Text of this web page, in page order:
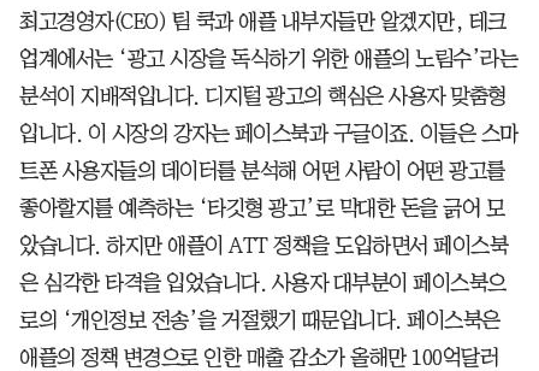
최고경영자(CEO) 팀 쿡과 애플 내부자들만 알겠지만, 테크
업계에서는 ‘광고 시장을 독식하기 위한 애플의 노림수’라는
분석이 지배적입니다. 디지털 광고의 핵심은 사용자 맞춤형
입니다. 이 시장의 강자는 페이스북과 구글이죠. 이들은 스마
트폰 사용자들의 데이터를 분석해 어떤 사람이 어떤 광고를
좋아할지를 예측하는 ‘타깃형 광고’로 막대한 돈을 긁어 모
았습니다. 하지만 애플이 ATT 정책을 도입하면서 페이스북
은 심각한 타격을 입었습니다. 사용자 대부분이 페이스북으
로의 ‘개인정보 전송’을 거절했기 때문입니다. 페이스북은
애플의 정책 변경으로 인한 매출 감소가 올해만 100억달러